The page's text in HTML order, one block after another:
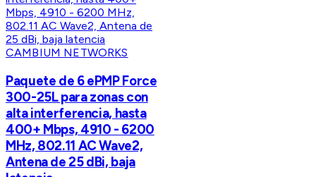
CAMBIUM NETWORKS
Paquete de 6 ePMP Force
300-25L para zonas con
alta interferencia, hasta
400+ Mbps, 4910 - 6200
MHz, 802.11 AC Wave2,
Antena de 25 dBi, baja